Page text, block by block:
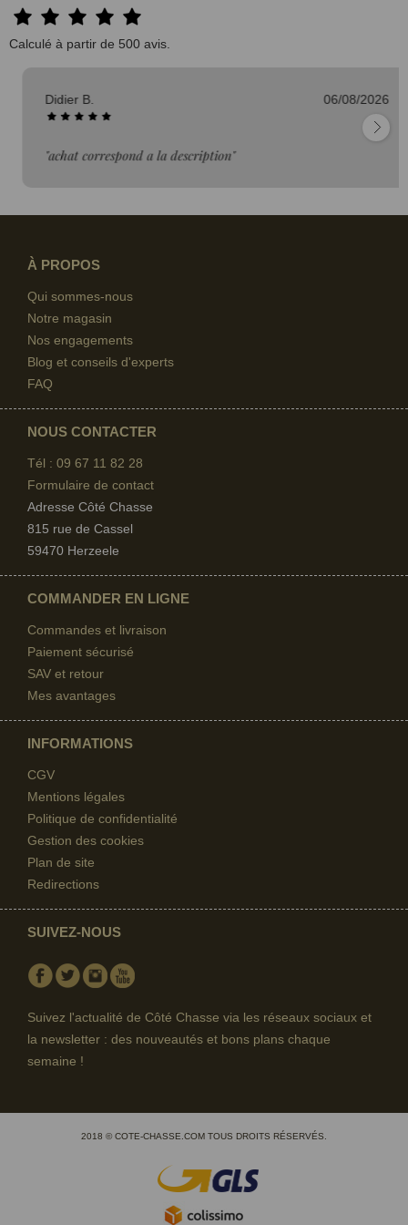
Calculé à partir de 500 avis.
Didier B. 06/08/2026
"achat correspond a la description"
À PROPOS
Qui sommes-nous
Notre magasin
Nos engagements
Blog et conseils d'experts
FAQ
NOUS CONTACTER
Tél : 09 67 11 82 28
Formulaire de contact
Adresse Côté Chasse
815 rue de Cassel
59470 Herzeele
COMMANDER EN LIGNE
Commandes et livraison
Paiement sécurisé
SAV et retour
Mes avantages
INFORMATIONS
CGV
Mentions légales
Politique de confidentialité
Gestion des cookies
Plan de site
Redirections
SUIVEZ-NOUS
Facebook
TwitterInstagram
Suivez l'actualité de Côté Chasse via les réseaux sociaux et
la newsletter : des nouveautés et bons plans chaque
semaine !
2018 © COTE-CHASSE.COM TOUS DROITS RÉSERVÉS.